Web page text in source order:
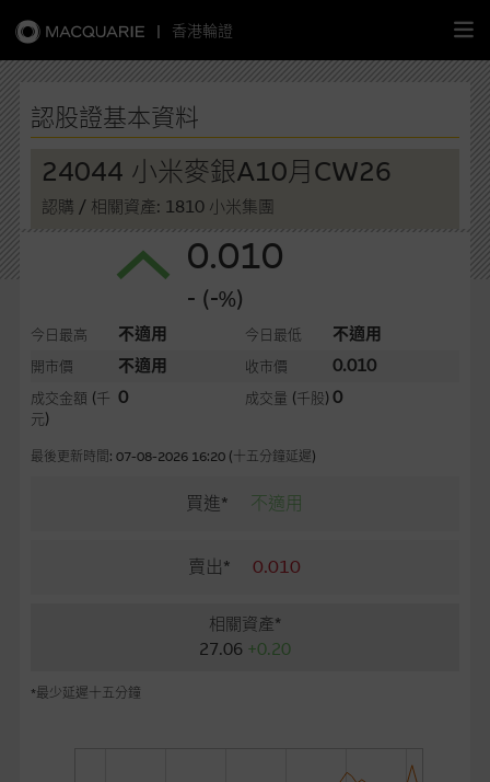
| 香港輪證
主頁
牛熊證
認股證基本資料
24044 小米麥銀A10月CW26
認購 / 相關資產: 1810 小米集團
0.010
- (-%)
今日最高 不適用 今日最低 不適用
開市價 不適用 收市價 0.010
成交金額 (千
元)
0 成交量 (千股)0
最後更新時間: 07-08-2026 16:20 (十五分鐘延遲)
買進* 不適用
賣出* 0.010
相關資產*
27.06 +0.20
*最少延遲十五分鐘